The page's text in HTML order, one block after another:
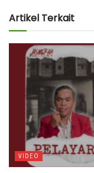
Artikel Terkait
VIDEO